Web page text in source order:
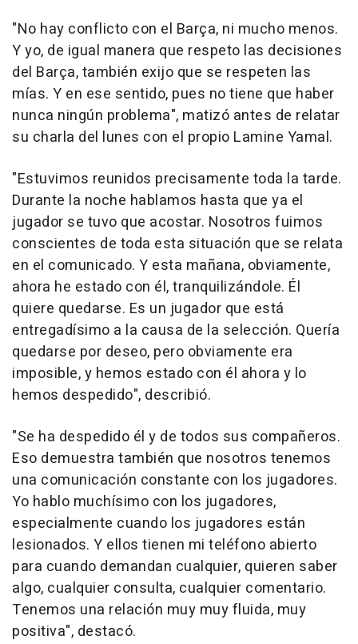
"No hay conflicto con el Barça, ni mucho menos.
Y yo, de igual manera que respeto las decisiones
del Barça, también exijo que se respeten las
mías. Y en ese sentido, pues no tiene que haber
nunca ningún problema", matizó antes de relatar
su charla del lunes con el propio Lamine Yamal.
"Estuvimos reunidos precisamente toda la tarde.
Durante la noche hablamos hasta que ya el
jugador se tuvo que acostar. Nosotros fuimos
conscientes de toda esta situación que se relata
en el comunicado. Y esta mañana, obviamente,
ahora he estado con él, tranquilizándole. Él
quiere quedarse. Es un jugador que está
entregadísimo a la causa de la selección. Quería
quedarse por deseo, pero obviamente era
imposible, y hemos estado con él ahora y lo
hemos despedido", describió.
"Se ha despedido él y de todos sus compañeros.
Eso demuestra también que nosotros tenemos
una comunicación constante con los jugadores.
Yo hablo muchísimo con los jugadores,
especialmente cuando los jugadores están
lesionados. Y ellos tienen mi teléfono abierto
para cuando demandan cualquier, quieren saber
algo, cualquier consulta, cualquier comentario.
Tenemos una relación muy muy fluida, muy
positiva", destacó.